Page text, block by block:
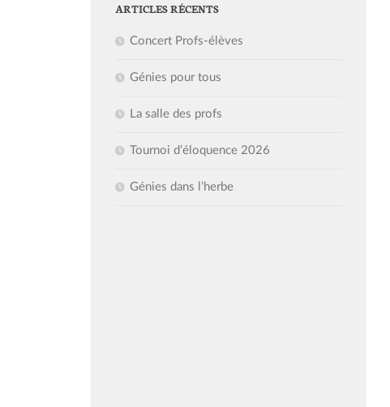
ARTICLES RÉCENTS
Concert Profs-élèves
Génies pour tous
La salle des profs
Tournoi d’éloquence 2026
Génies dans l’herbe